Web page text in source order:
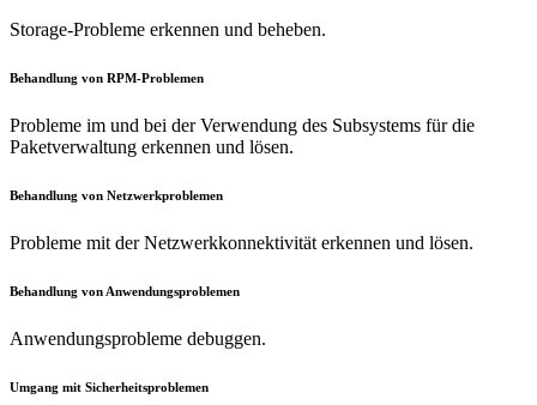
Storage-Probleme erkennen und beheben.
Behandlung von RPM-Problemen
Probleme im und bei der Verwendung des Subsystems für die
Paketverwaltung erkennen und lösen.
Behandlung von Netzwerkproblemen
Probleme mit der Netzwerkkonnektivität erkennen und lösen.
Behandlung von Anwendungsproblemen
Anwendungsprobleme debuggen.
Umgang mit Sicherheitsproblemen